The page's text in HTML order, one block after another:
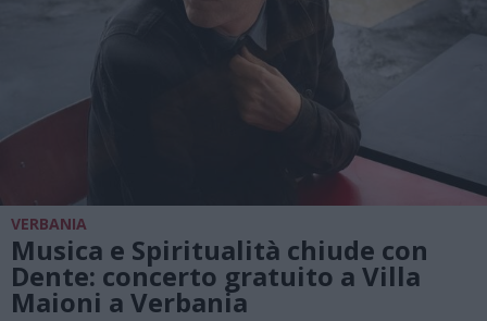
VERBANIA
Musica e Spiritualità chiude con
Dente: concerto gratuito a Villa
Maioni a Verbania